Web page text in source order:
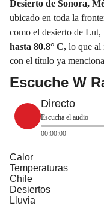
Desierto de Sonora,
ubicado en toda la
como el desierto de Lut,
hasta 80.8° C, lo que al
con el título ya
Escuche W
Directo
Escucha el audio
00:00:00
Calor
Temperaturas
Chile
Desiertos
Lluvia